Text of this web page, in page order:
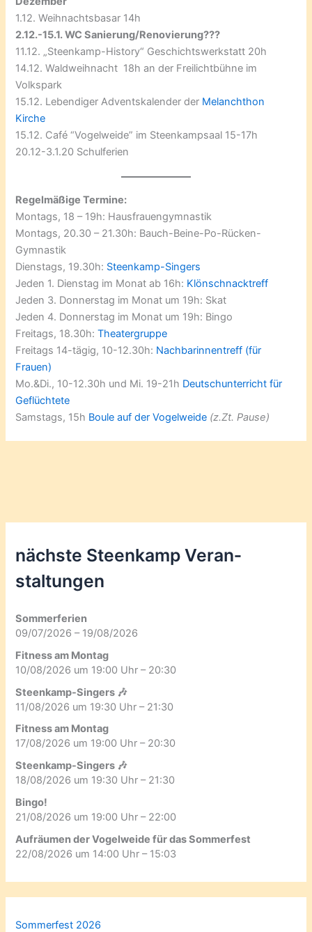
1.12. Weihnachtsbasar 14h
2.12.-15.1. WC Sanierung/Renovierung???
11.12. „Steenkamp-History“ Geschichtswerkstatt 20h
14.12. Waldweihnacht 18h an der Freilichtbühne im
Volkspark
15.12. Lebendiger Adventskalender der Melanchthon
Kirche
15.12. Café “Vogelweide” im Steenkampsaal 15-17h
20.12-3.1.20 Schulferien
Regelmäßige Termine:
Montags, 18 – 19h: Hausfrauengymnastik
Montags, 20.30 – 21.30h: Bauch-Beine-Po-Rücken-
Gymnastik
Dienstags, 19.30h: Steenkamp-Singers
Jeden 1. Dienstag im Monat ab 16h: Klönschnacktreff
Jeden 3. Donnerstag im Monat um 19h: Skat
Jeden 4. Donnerstag im Monat um 19h: Bingo
Freitags, 18.30h:Theatergruppe
Freitags 14-tägig, 10-12.30h: Nachbarinnentreff (für
Frauen)
Mo.&Di., 10-12.30h und Mi. 19-21h Deutschunterricht für
Geflüchtete
Samstags, 15h Boule auf der Vogelweide (z.Zt. Pause)
nächste Steenkamp Veran­
staltungen
Sommerferien
09/07/2026 – 19/08/2026
Fitness am Montag
10/08/2026 um 19:00 Uhr – 20:30
Steenkamp-Singers 🎶
11/08/2026 um 19:30 Uhr – 21:30
Fitness am Montag
17/08/2026 um 19:00 Uhr – 20:30
Steenkamp-Singers 🎶
18/08/2026 um 19:30 Uhr – 21:30
Bingo!
21/08/2026 um 19:00 Uhr – 22:00
Aufräumen der Vogelweide für das Sommerfest
22/08/2026 um 14:00 Uhr – 15:03
Sommerfest 2026